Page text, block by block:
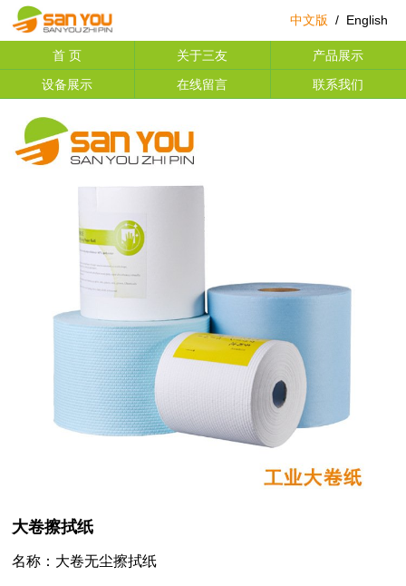
中文版 / English
首 页 关于三友
产品展示
设备展示
在线留言 联系我们
大卷擦拭纸
名称：大卷无尘擦拭纸